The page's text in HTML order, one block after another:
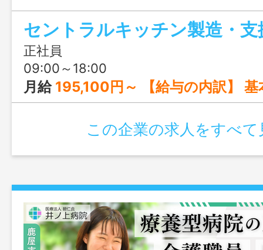
も感じられます。チーム制で相談しやす
らでも安心してスタートできますよ！
正社員
09:00～18:00
月給 195,100円～ 【給与の内訳】 基本給 175,700円
この企業の求人をすべて